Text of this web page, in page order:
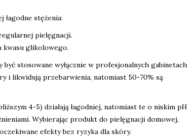
łagodne stężenia:
pielęgnacji.
kwasu glikolowego.
być stosowane wyłącznie w profesjonalnych gabinetach
i likwidują przebarwienia, natomiast 50-70% są
4-5) działają łagodniej, natomiast te o niskim pH
Wybierając produkt do pielęgnacji domowej,
efekty bez ryzyka dla skóry.